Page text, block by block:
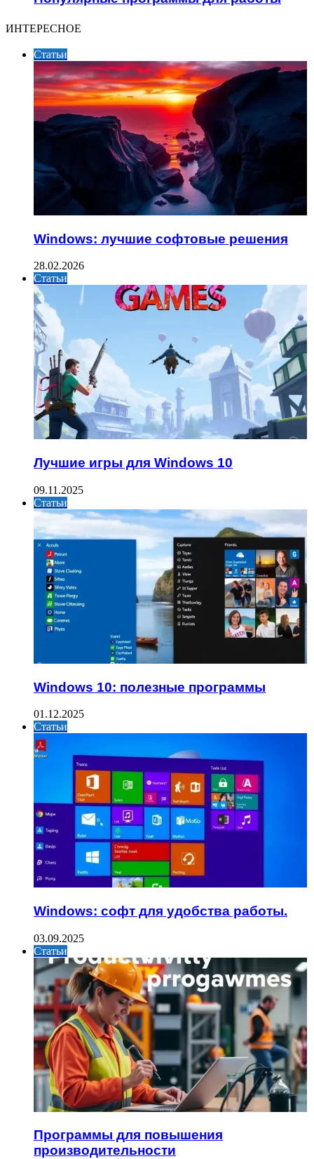
ИНТЕРЕСНОЕ
Статьи
Windows: лучшие софтовые решения
28.02.2026
Статьи
Лучшие игры для Windows 10
09.11.2025
Статьи
Windows 10: полезные программы
01.12.2025
Статьи
Windows: софт для удобства работы.
03.09.2025
Статьи
Программы для повышения
производительности